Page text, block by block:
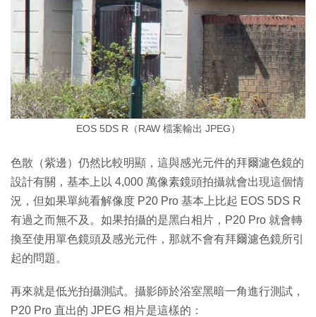
EOS 5DS R（RAW 檔案輸出 JPEG）
色散（紫邊）仍然比較明顯，這與感光元件的拜爾濾色鏡的
設計有關，基本上以 4,000 萬像素鏡頭拍攝就會出現這個情
況，但如果單純看解像度 P20 Pro 基本上比起 EOS 5DS R
有過之而無不及。如果拍攝的是黑白相片，P20 Pro 就會轉
換至使用單色鏡頭及感光元件，那就不會有拜爾濾色鏡所引
起的問題。
再來就是低光拍攝測試。攝影師於浴室黑暗一角進行測試，
P20 Pro 直出的 JPEG 相片是這樣的：